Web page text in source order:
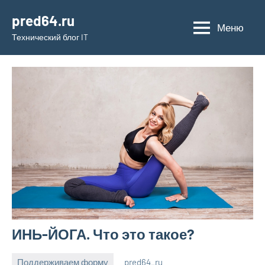
содержимому
pred64.ru
Технический блог IT
Меню
ИНЬ-ЙОГА. Что это такое?
Поддерживаем форму pred64_ru